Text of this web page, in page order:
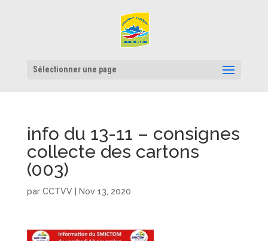
Sélectionner une page
info du 13-11 – consignes
collecte des cartons
(003)
par CCTVV| Nov 13, 2020